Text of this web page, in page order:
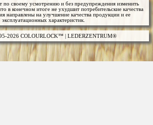
по своему усмотрению и без предупреждения изменить
в конечном итоге не ухудшит потребительские качества
направлены на улучшение качества продукции и ее
эксплуатационных характеристик.
2026 COLOURLOCK™ | LEDERZENTRUM®